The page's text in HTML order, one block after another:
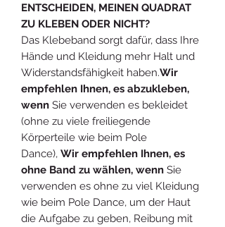
ENTSCHEIDEN, MEINEN QUADRAT
ZU KLEBEN ODER NICHT?
Das Klebeband sorgt dafür, dass Ihre
Hände und Kleidung mehr Halt und
Widerstandsfähigkeit haben.Wir
empfehlen Ihnen, es abzukleben,
wenn Sie verwenden es bekleidet
(ohne zu viele freiliegende
Körperteile wie beim Pole
Dance), Wir empfehlen Ihnen, es
ohne Band zu wählen, wenn Sie
verwenden es ohne zu viel Kleidung
wie beim Pole Dance, um der Haut
die Aufgabe zu geben, Reibung mit